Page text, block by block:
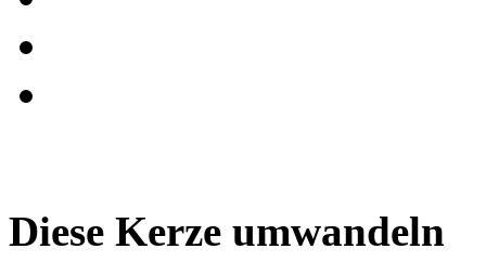
Diese Kerze umwandeln